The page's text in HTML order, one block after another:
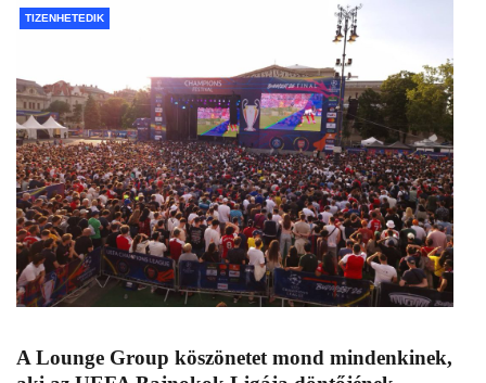
TIZENHETEDIK
A Lounge Group köszönetet mond mindenkinek,